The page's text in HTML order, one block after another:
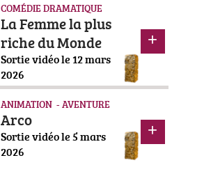
COMÉDIE DRAMATIQUE
La Femme la plus
riche du Monde
Sortie vidéo le 12 mars
2026
ANIMATION - AVENTURE
Arco
Sortie vidéo le 5 mars
2026